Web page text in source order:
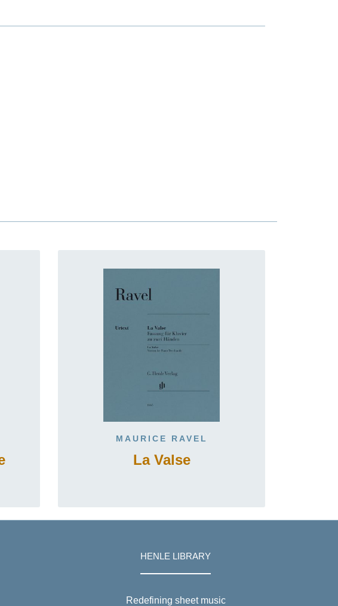
MAURICE RAVEL
La Valse
HENLE LIBRARY
Redefining sheet music